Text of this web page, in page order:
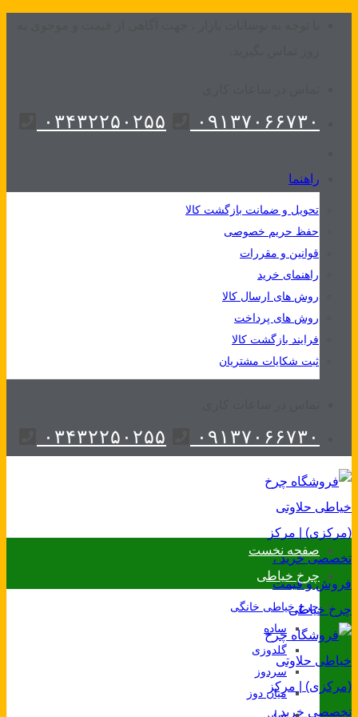
۰۹۱۳۷۰۶۶۷۳۰ ۰۳۴۳۲۲۵۰۲۵۵
راهنما
تحویل و ضمانت بازگشت کالا
حفظ حریم خصوصی
قوانین و مقررات
راهنمای خرید
روش های ارسال کالا
روش های پرداخت
فرایند بازگشت کالا
ثبت شکایات مشتریان
۰۹۱۳۷۰۶۶۷۳۰ ۰۳۴۳۲۲۵۰۲۵۵
صفحه نخست
چرخ خیاطی
چرخ خیاطی خانگی
ساده
گلدوزی
سردوز
میان دوز